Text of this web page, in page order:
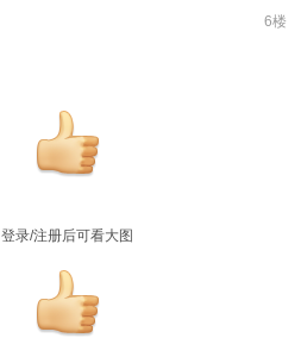
6楼
登录/注册后可看大图